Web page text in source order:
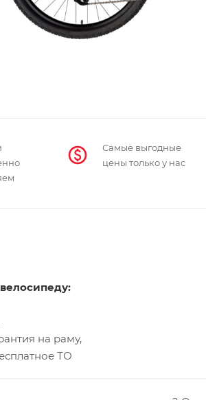
Самые выгодные
цены только у нас
на раму,
ТО